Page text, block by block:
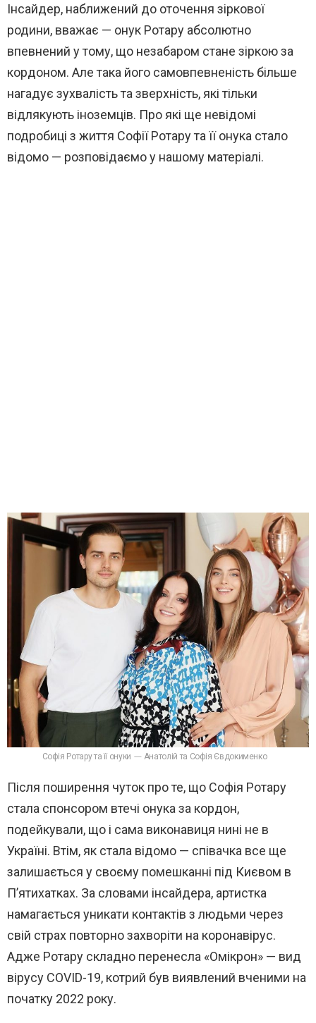
Інсайдер, наближений до оточення зіркової
родини, вважає — онук Ротару абсолютно
впевнений у тому, що незабаром стане зіркою за
кордоном. Але така його самовпевненість більше
нагадує зухвалість та зверхність, які тільки
відлякують іноземців. Про які ще невідомі
подробиці з життя Софії Ротару та її онука стало
відомо — розповідаємо у нашому матеріалі.
Софія Ротару та її онуки — Анатолій та Софія Євдокименко
Після поширення чуток про те, що Софія Ротару
стала спонсором втечі онука за кордон,
подейкували, що і сама виконавиця нині не в
Україні. Втім, як стала відомо — співачка все ще
залишається у своєму помешканні під Києвом в
П’ятихатках. За словами інсайдера, артистка
намагається уникати контактів з людьми через
свій страх повторно захворіти на коронавірус.
Адже Ротару складно перенесла «Омікрон» — вид
вірусу COVID-19, котрий був виявлений вченими на
початку 2022 року.